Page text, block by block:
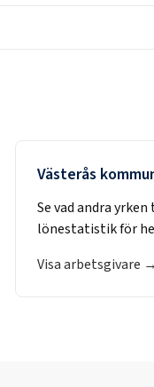
Västerås
Se vad andra
lönestatistik för
Visa arbetsgivare →